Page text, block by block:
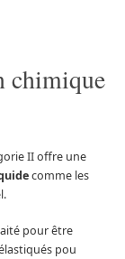
chimique
II offre une
comme les
pour être
pou